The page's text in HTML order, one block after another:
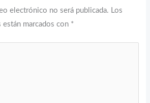
electrónico no será publicada. Los
marcados con *